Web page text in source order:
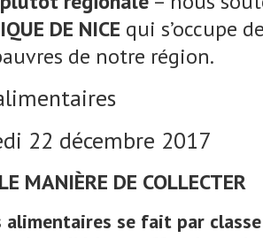
DE NICE qui s’occupe
de notre région.
22 décembre 2017
MANIÈRE DE COLLECTER
alimentaires se fait par classe